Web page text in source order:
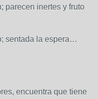
inertes y fruto
sentada la espera…
encuentra que tiene